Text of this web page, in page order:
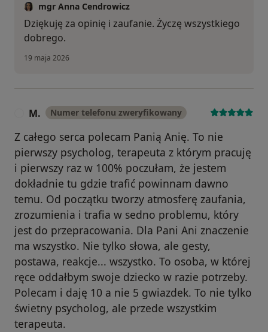
mgr Anna Cendrowicz
Dziękuję za opinię i zaufanie. Życzę wszystkiego
dobrego.
19 maja 2026
M. Numer telefonu zweryfikowany
Z całego serca polecam Panią Anię. To nie
pierwszy psycholog, terapeuta z którym pracuję
i pierwszy raz w 100% poczułam, że jestem
dokładnie tu gdzie trafić powinnam dawno
temu. Od początku tworzy atmosferę zaufania,
zrozumienia i trafia w sedno problemu, który
jest do przepracowania. Dla Pani Ani znaczenie
ma wszystko. Nie tylko słowa, ale gesty,
postawa, reakcje... wszystko. To osoba, w której
ręce oddałbym swoje dziecko w razie potrzeby.
Polecam i daję 10 a nie 5 gwiazdek. To nie tylko
świetny psycholog, ale przede wszystkim
terapeuta.